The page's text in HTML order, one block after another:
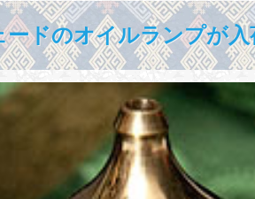
ードのオイルランプが